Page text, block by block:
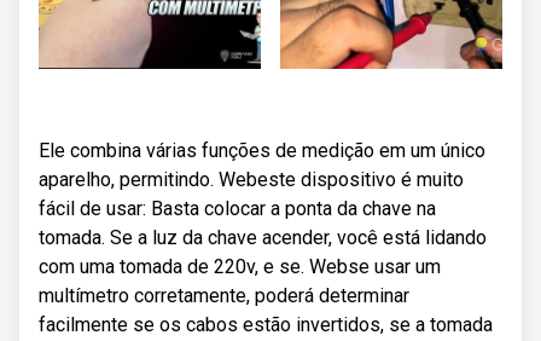
Ele combina várias funções de medição em um único
aparelho, permitindo. Webeste dispositivo é muito
fácil de usar: Basta colocar a ponta da chave na
tomada. Se a luz da chave acender, você está lidando
com uma tomada de 220v, e se. Webse usar um
multímetro corretamente, poderá determinar
facilmente se os cabos estão invertidos, se a tomada